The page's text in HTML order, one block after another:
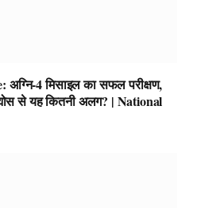
4 मिसाइल का सफल परीक्षण,
से यह कितनी अलग? | National